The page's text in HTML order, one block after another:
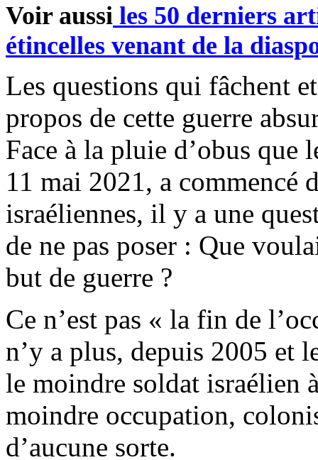
Voir aussi les 50 derniers
étincelles venant de la
Les questions qui fâchent
propos de cette guerre
Face à la pluie d’obus que
11 mai 2021, a commencé
israéliennes, il y a une
de ne pas poser : Que
but de guerre ?
Ce n’est pas « la fin de
n’y a plus, depuis 2005 et
le moindre soldat israélien
moindre occupation,
d’aucune sorte.